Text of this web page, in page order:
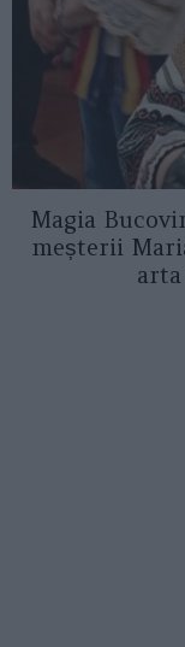
Magia
meșterii